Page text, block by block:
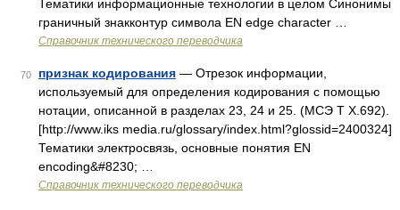
Тематики информационные технологии в целом Синонимы
граничный знакконтур символа EN edge character …
Справочник технического переводчика
70 признак кодирования — Отрезок информации,
используемый для определения кодирования с помощью
нотации, описанной в разделах 23, 24 и 25. (МСЭ Т Х.692).
[http://www.iks media.ru/glossary/index.html?glossid=2400324]
Тематики электросвязь, основные понятия EN
encoding&#8230; …
Справочник технического переводчика